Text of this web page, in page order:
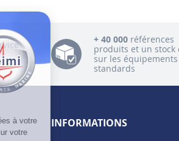
+ 40 000 références
produits et un stock
sur les équipements
standards
INFORMATIONS
liées à votre
lues sur votre